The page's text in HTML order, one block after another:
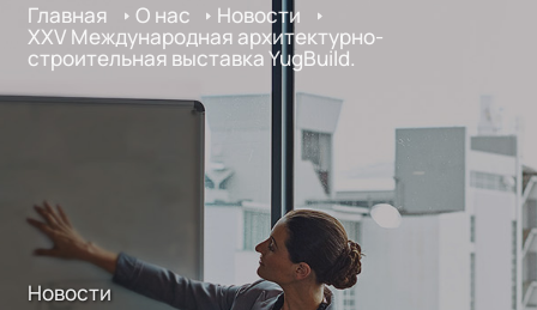
Главная О нас Новости
ХХV Международная архитектурно-
строительная выставка YugBuild.
Новости